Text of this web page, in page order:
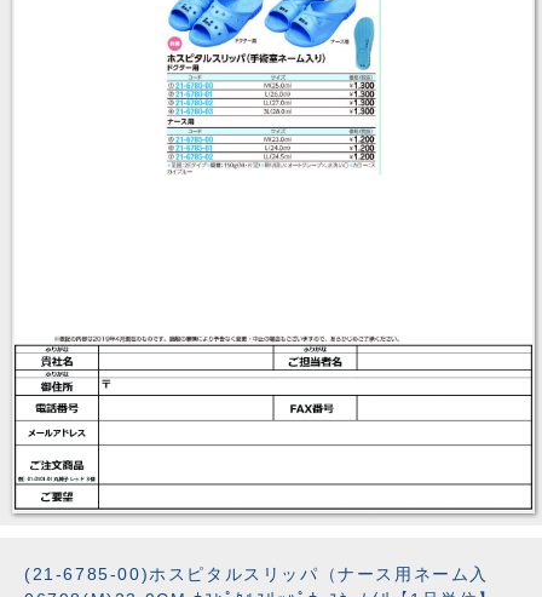
(21-6785-00)ホスピタルスリッパ（ナース用ネーム入